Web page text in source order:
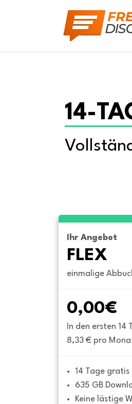
14-
Ihr Angebot
FLEX
einmalige
0,00€
In den ersten 14
8,33 € pro
14 Tage gratis
635 GB
Keine lästige